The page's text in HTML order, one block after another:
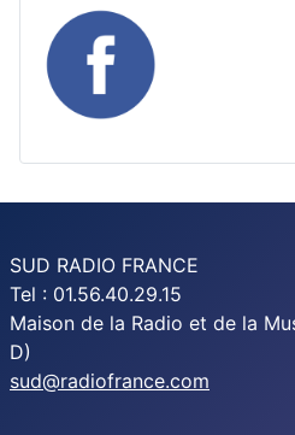
SUD RADIO FRANCE
Tel : 01.56.40.29.15
Maison de la Radio et de la
D)
sud@radiofrance.com